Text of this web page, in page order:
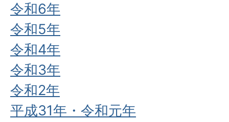
令和6年
令和5年
令和4年
令和3年
令和2年
平成31年・令和元年